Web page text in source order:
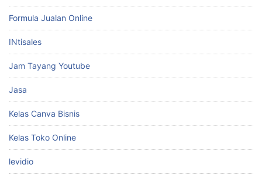
Formula Jualan Online
INtisales
Jam Tayang Youtube
Jasa
Kelas Canva Bisnis
Kelas Toko Online
levidio